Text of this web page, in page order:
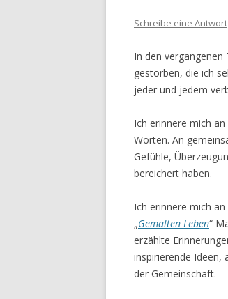
Schreibe eine Antwort
In den
gestorben, die ich
jeder und jedem
Ich erinnere mich
Worten. An
Gefühle,
bereichert haben.
Ich erinnere mich
„Gemalten Leben“
erzählte
inspirierende Ideen,
der Gemeinschaft.